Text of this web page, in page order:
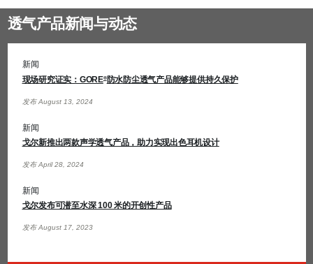
透气产品新闻与动态
新闻
现场研究证实：GORE®防水防尘透气产品能够提供持久保护
发布 August 13, 2024
新闻
戈尔新推出两款声学透气产品，助力实现出色耳机设计
发布 April 28, 2024
新闻
戈尔发布可潜至水深 100 米的开创性产品
发布 August 17, 2023